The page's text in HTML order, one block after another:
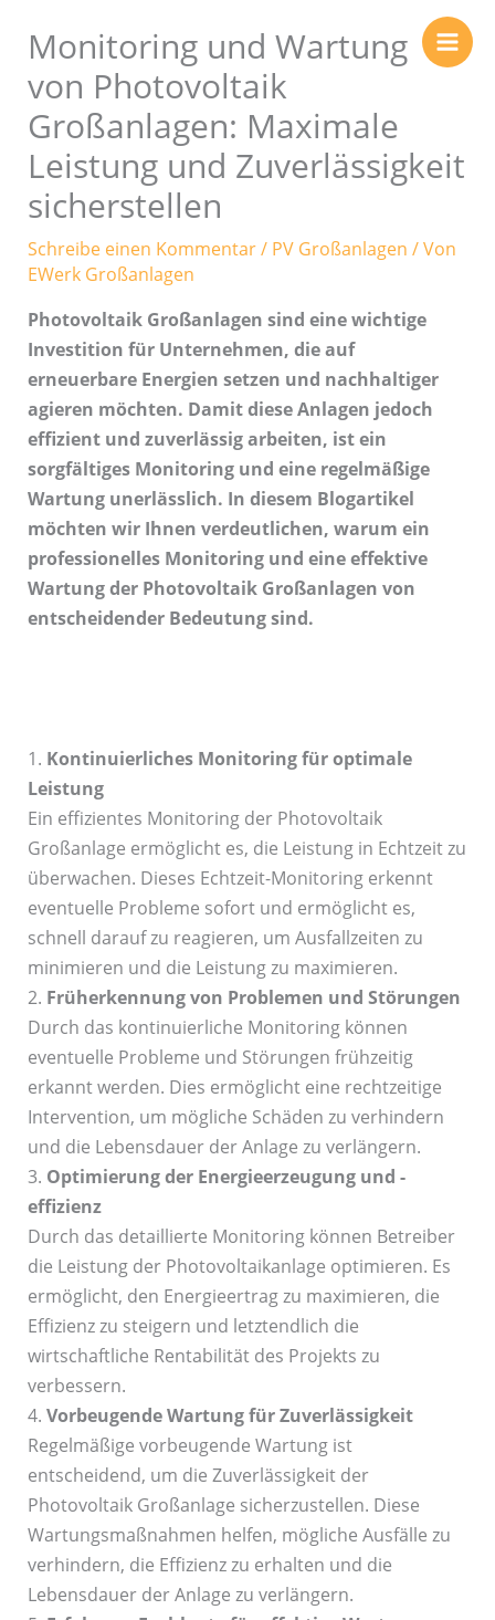
InhaltMonitoring und Wartung
von Photovoltaik
Großanlagen: Maximale
Leistung und Zuverlässigkeit
sicherstellen
Schreibe einen Kommentar/ PV Großanlagen / Von
EWerk Großanlagen
Photovoltaik Großanlagen sind eine wichtige
Investition für Unternehmen, die auf
erneuerbare Energien setzen und nachhaltiger
agieren möchten. Damit diese Anlagen jedoch
effizient und zuverlässig arbeiten, ist ein
sorgfältiges Monitoring und eine regelmäßige
Wartung unerlässlich. In diesem Blogartikel
möchten wir Ihnen verdeutlichen, warum ein
professionelles Monitoring und eine effektive
Wartung der Photovoltaik Großanlagen von
entscheidender Bedeutung sind.
1. Kontinuierliches Monitoring für optimale
Leistung
Ein effizientes Monitoring der Photovoltaik
Großanlage ermöglicht es, die Leistung in Echtzeit zu
überwachen. Dieses Echtzeit-Monitoring erkennt
eventuelle Probleme sofort und ermöglicht es,
schnell darauf zu reagieren, um Ausfallzeiten zu
minimieren und die Leistung zu maximieren.
2. Früherkennung von Problemen und Störungen
Durch das kontinuierliche Monitoring können
eventuelle Probleme und Störungen frühzeitig
erkannt werden. Dies ermöglicht eine rechtzeitige
Intervention, um mögliche Schäden zu verhindern
und die Lebensdauer der Anlage zu verlängern.
3. Optimierung der Energieerzeugung und -
effizienz
Durch das detaillierte Monitoring können Betreiber
die Leistung der Photovoltaikanlage optimieren. Es
ermöglicht, den Energieertrag zu maximieren, die
Effizienz zu steigern und letztendlich die
wirtschaftliche Rentabilität des Projekts zu
verbessern.
4. Vorbeugende Wartung für Zuverlässigkeit
Regelmäßige vorbeugende Wartung ist
entscheidend, um die Zuverlässigkeit der
Photovoltaik Großanlage sicherzustellen. Diese
Wartungsmaßnahmen helfen, mögliche Ausfälle zu
verhindern, die Effizienz zu erhalten und die
Lebensdauer der Anlage zu verlängern.